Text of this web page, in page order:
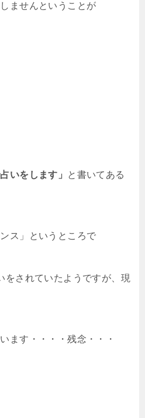
ませんということが
いをします」
と書いてある
ス」というところで
をされていたようですが、現
ます・・・・残念・・・